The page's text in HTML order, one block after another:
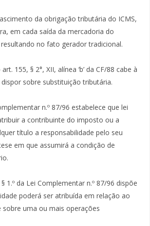
da obrigação tributária do ICMS,
em cada saída da mercadoria do
no fato gerador tradicional.
155, § 2°, XII, alínea ‘b’ da CF/88 cabe à
sobre substituição tributária.
n.º 87/96 estabelece que lei
a contribuinte do imposto ou a
título a responsabilidade pelo seu
em que assumirá a condição de
1.º da Lei Complementar n.º 87/96 dispõe
poderá ser atribuída em relação ao
uma ou mais operações